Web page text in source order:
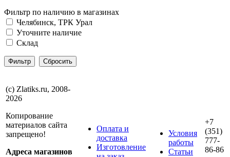
Фильтр по наличию в магазинах
Челябинск, ТРК Урал
Уточните наличие
Склад
(с) Zlatiks.ru, 2008-
2026
Копирование
материалов сайта
запрещено!
Адреса магазинов
Оплата и
доставка
Изготовление
Условия
работы
Статьи
+7
(351)
777-
86-86